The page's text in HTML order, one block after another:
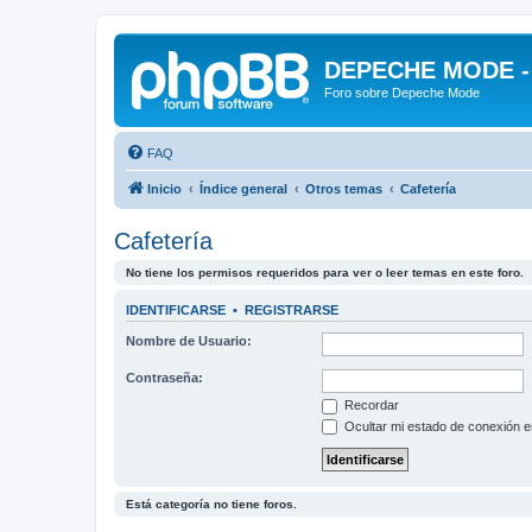
DEPECHE MODE
Foro sobre Depeche Mode
FAQ
Inicio Índice general Otros temas Cafetería
Cafetería
No tiene los permisos requeridos para ver o leer temas en este foro.
IDENTIFICARSE • REGISTRARSE
Nombre de Usuario:
Contraseña:
Recordar
Ocultar mi estado de conexión
Está categoría no tiene foros.